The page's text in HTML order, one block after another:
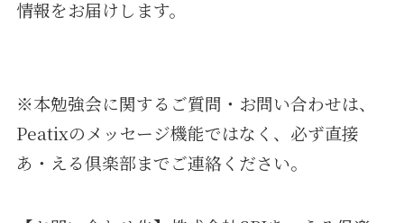
情報をお届けします。
※本勉強会に関するご質問・お問い合わせは、
Peatixのメッセージ機能ではなく、必ず直接
あ・える倶楽部までご連絡ください。